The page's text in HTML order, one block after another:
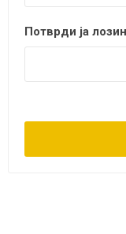
Потврди ја